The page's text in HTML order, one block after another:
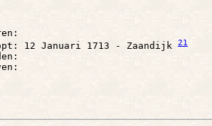
12 Januari 1713 - Zaandijk
21